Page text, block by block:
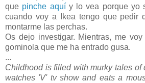
que pinche aquí y lo vea porque yo
cuando voy a Ikea tengo que pedir
montarme las perchas.
Os dejo investigar. Mientras, me
gominola que me ha entrado gusa.
...
Childhood is filled with murky tales of
watches 'V' tv show and eats a